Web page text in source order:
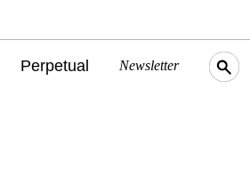
Perpetual Newsletter